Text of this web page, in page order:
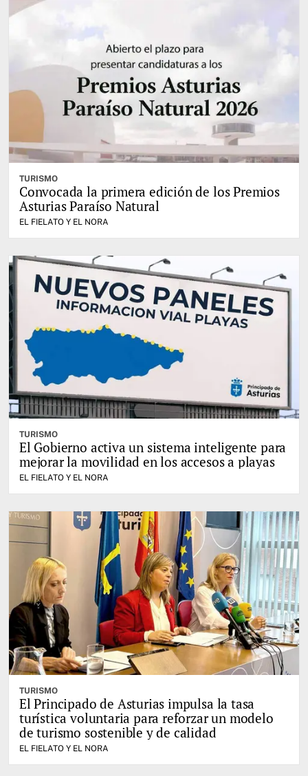
TURISMO
Convocada la primera edición de los Premios
Asturias Paraíso Natural
EL FIELATO Y EL NORA
TURISMO
El Gobierno activa un sistema inteligente para
mejorar la movilidad en los accesos a playas
EL FIELATO Y EL NORA
TURISMO
El Principado de Asturias impulsa la tasa
turística voluntaria para reforzar un modelo
de turismo sostenible y de calidad
EL FIELATO Y EL NORA